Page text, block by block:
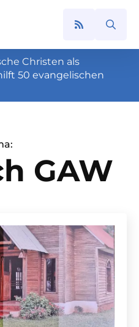
Search
Christen als
50 evangelischen
GAW